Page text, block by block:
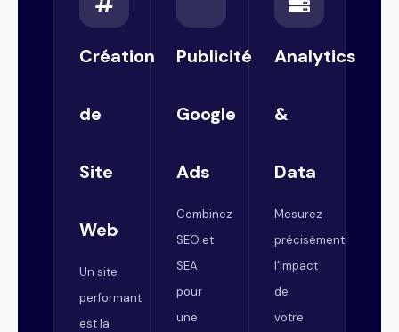
Création
de
Site
Web
Un site
performant
est la
Publicité
Google
Ads
Combinez
SEO et
SEA
pour
une
Analytics
&
Data
Mesurez
précisément
l’impact
de
votre